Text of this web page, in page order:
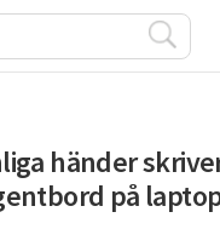
händer
på